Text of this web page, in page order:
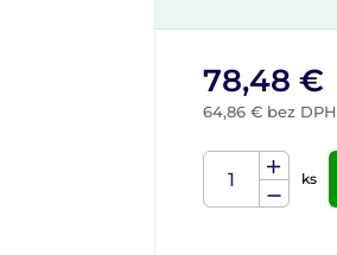
78,48 €
64,86 € bez DPH
ks